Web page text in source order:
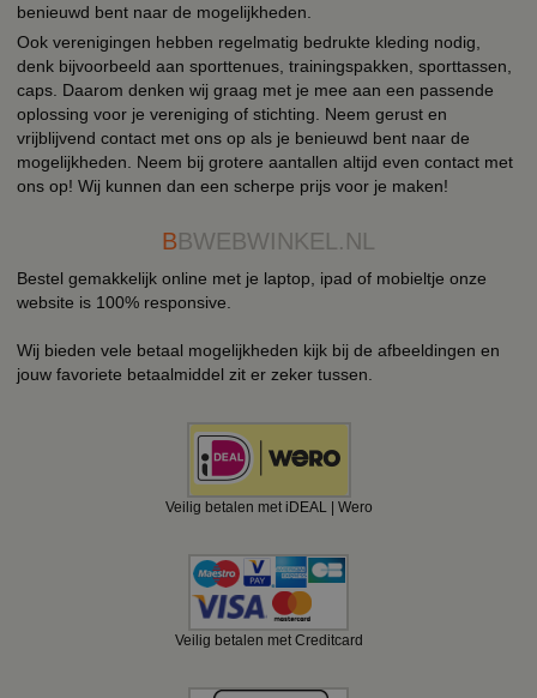
benieuwd bent naar de mogelijkheden.
Ook verenigingen hebben regelmatig bedrukte kleding nodig,
denk bijvoorbeeld aan sporttenues, trainingspakken, sporttassen,
caps. Daarom denken wij graag met je mee aan een passende
oplossing voor je vereniging of stichting. Neem gerust en
vrijblijvend contact met ons op als je benieuwd bent naar de
mogelijkheden. Neem bij grotere aantallen altijd even contact met
ons op! Wij kunnen dan een scherpe prijs voor je maken!
BBWEBWINKEL.NL
Bestel gemakkelijk online met je laptop, ipad of mobieltje onze
website is 100% responsive.
Wij bieden vele betaal mogelijkheden kijk bij de afbeeldingen en
jouw favoriete betaalmiddel zit er zeker tussen.
Veilig betalen met iDEAL | Wero
Veilig betalen met Creditcard